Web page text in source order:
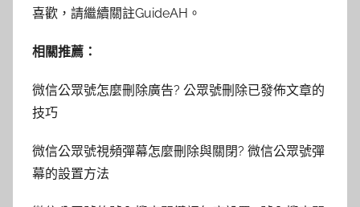
喜歡，請繼續關註GuideAH。
相關推薦：
微信公眾號怎麼刪除廣告? 公眾號刪除已發佈文章的
技巧
微信公眾號視頻彈幕怎麼刪除與關閉? 微信公眾號彈
幕的設置方法